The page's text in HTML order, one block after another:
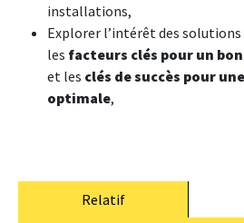
Relatif
installations,
Explorer l’intérêt des solutions
les facteurs clés pour un
et les clés de succès pour
optimale,